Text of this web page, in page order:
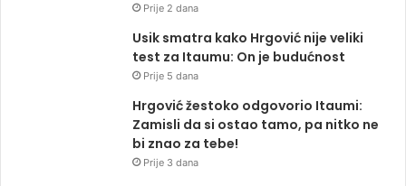
Prije 2 dana
Usik smatra kako Hrgović nije veliki
test za Itaumu: On je budućnost
Prije 5 dana
Hrgović žestoko odgovorio Itaumi:
Zamisli da si ostao tamo, pa nitko ne
bi znao za tebe!
Prije 3 dana